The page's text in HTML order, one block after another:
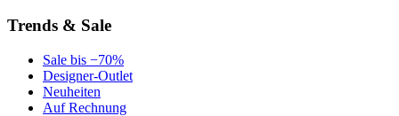
Trends & Sale
Sale bis −70%
Designer-Outlet
Neuheiten
Auf Rechnung